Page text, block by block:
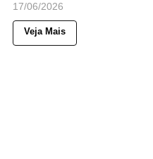
17/06/2026
Veja Mais